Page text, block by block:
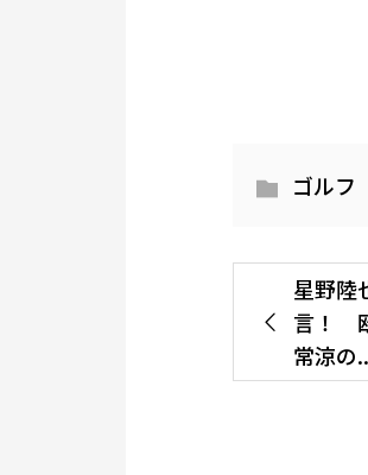
ゴルフ
星野陸
言！
常涼の